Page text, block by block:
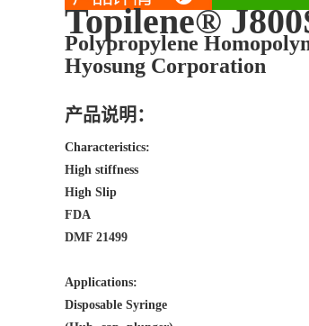
Topilene®
Polypropylene
Hyosung Corporation
产品说明：
Characteristics:
High stiffness
High Slip
FDA
DMF 21499
Applications:
Disposable Syringe